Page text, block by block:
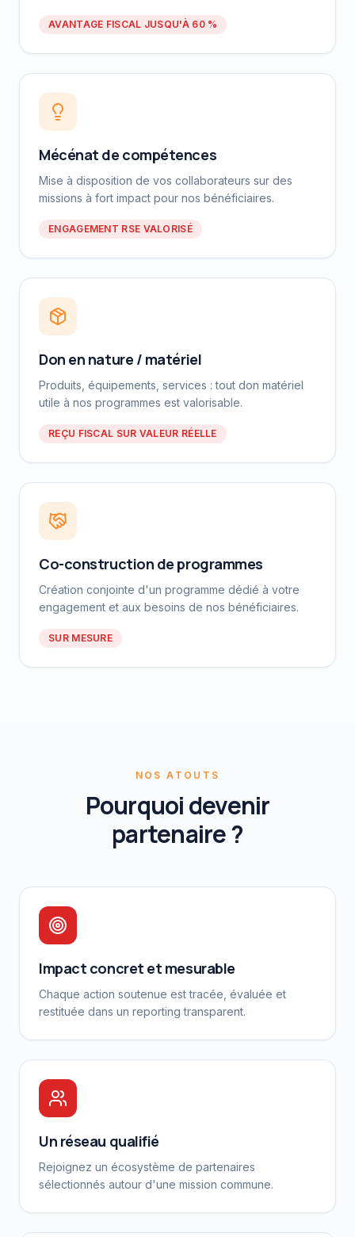
AVANTAGE FISCAL JUSQU'À 60 %
Mécénat de compétences
Mise à disposition de vos collaborateurs sur des
missions à fort impact pour nos bénéficiaires.
ENGAGEMENT RSE VALORISÉ
Don en nature / matériel
Produits, équipements, services : tout don matériel
utile à nos programmes est valorisable.
REÇU FISCAL SUR VALEUR RÉELLE
Co-construction de programmes
Création conjointe d'un programme dédié à votre
engagement et aux besoins de nos bénéficiaires.
SUR MESURE
NOS ATOUTS
Pourquoi devenir
partenaire ?
Impact concret et mesurable
Chaque action soutenue est tracée, évaluée et
restituée dans un reporting transparent.
Un réseau qualifié
Rejoignez un écosystème de partenaires
sélectionnés autour d'une mission commune.